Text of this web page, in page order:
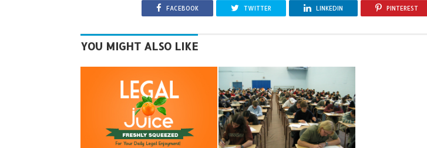
FACEBOOK TWITTER LINKEDIN PINTEREST
YOU MIGHT ALSO LIKE